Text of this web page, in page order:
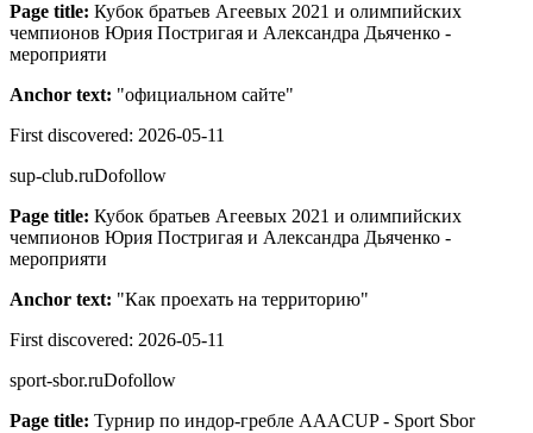
Page title: Кубок братьев Агеевых 2021 и олимпийских
чемпионов Юрия Постригая и Александра Дьяченко -
мероприяти
Anchor text: "официальном сайте"
First discovered: 2026-05-11
sup-club.ruDofollow
Page title: Кубок братьев Агеевых 2021 и олимпийских
чемпионов Юрия Постригая и Александра Дьяченко -
мероприяти
Anchor text: "Как проехать на территорию"
First discovered: 2026-05-11
sport-sbor.ruDofollow
Page title: Турнир по индор-гребле AAACUP - Sport Sbor